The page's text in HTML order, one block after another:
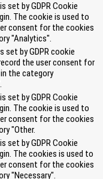
set by GDPR Cookie
The cookie is used to
consent for the cookies
"Analytics".
set by GDPR cookie
the user consent for
the category
set by GDPR Cookie
The cookie is used to
consent for the cookies
"Other.
set by GDPR Cookie
The cookies is used to
consent for the cookies
"Necessary".